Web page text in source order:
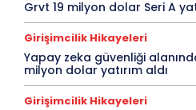
Grvt 19 milyon dolar Seri A
Girişimcilik Hikayeleri
Yapay zeka güvenliği
milyon dolar yatırım aldı
Girişimcilik Hikayeleri